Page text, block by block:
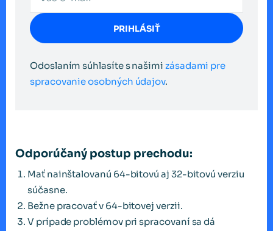
PRIHLÁSIŤ
Odoslaním súhlasíte s našimi zásadami pre
spracovanie osobných údajov.
Odporúčaný postup prechodu:
Mať nainštalovanú 64-bitovú aj 32-bitovú verziu
súčasne.
Bežne pracovať v 64-bitovej verzii.
V prípade problémov pri spracovaní sa dá